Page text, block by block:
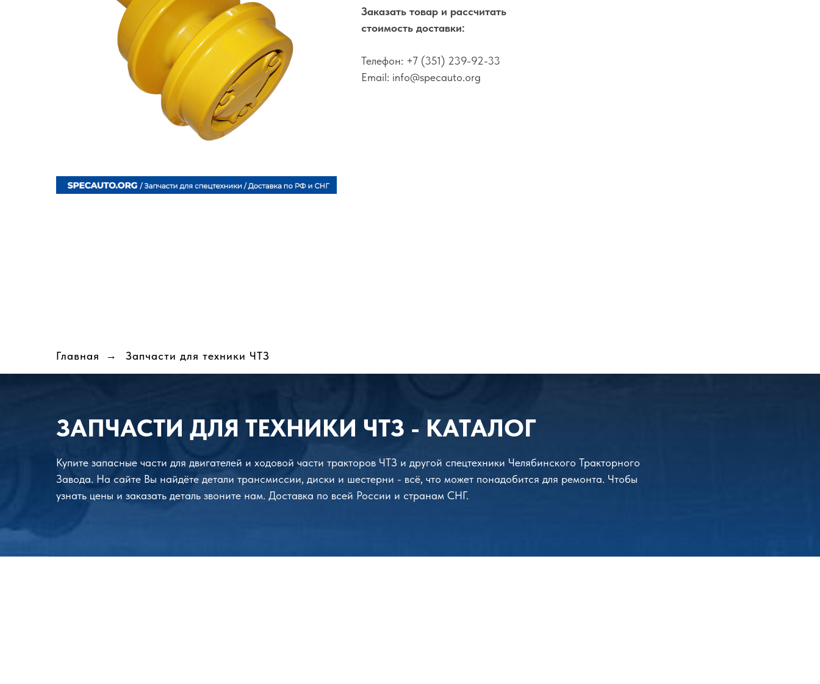
Заказать товар и рассчитать
стоимость доставки:
Телефон: +7 (351) 239-92-33
Email: info@specauto.org
Главная → Запчасти для техники ЧТЗ
ЗАПЧАСТИ ДЛЯ ТЕХНИКИ ЧТЗ - КАТАЛОГ
Купите запасные части для двигателей и ходовой части тракторов ЧТЗ и другой спецтехники Челябинского Тракторного
Завода. На сайте Вы найдёте детали трансмиссии, диски и шестерни - всё, что может понадобится для ремонта. Чтобы
узнать цены и заказать деталь звоните нам. Доставка по всей России и странам СНГ.